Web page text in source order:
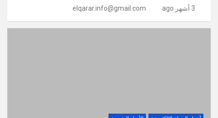
3 أشهر ago elqarar.info@gmail.com